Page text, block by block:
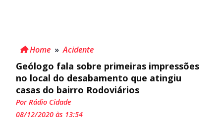
Home »Acidente
Geólogo fala sobre primeiras impressões
no local do desabamento que atingiu
casas do bairro Rodoviários
Por Rádio Cidade
08/12/2020 às 13:54